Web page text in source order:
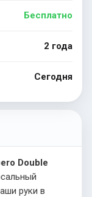
Бесплатно
2 года
Сегодня
Double
руки в